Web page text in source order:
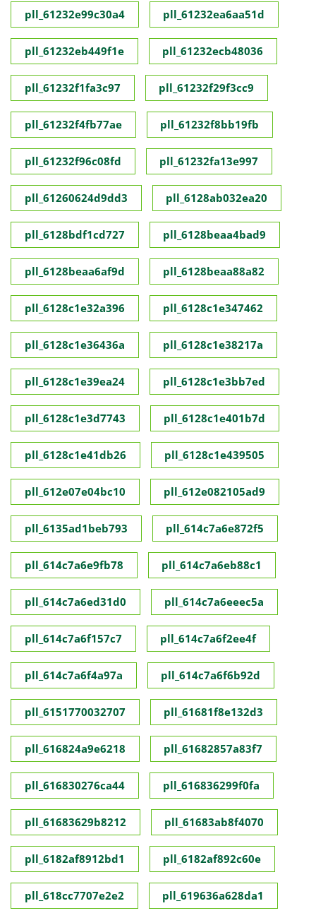
pll_61232e99c30a4 pll_61232ea6aa51d
pll_61232eb449f1e pll_61232ecb48036
pll_61232f1fa3c97 pll_61232f29f3cc9
pll_61232f4fb77ae pll_61232f8bb19fb
pll_61232f96c08fd pll_61232fa13e997
pll_61260624d9dd3 pll_6128ab032ea20
pll_6128bdf1cd727 pll_6128beaa4bad9
pll_6128beaa6af9d pll_6128beaa88a82
pll_6128c1e32a396 pll_6128c1e347462
pll_6128c1e36436a pll_6128c1e38217a
pll_6128c1e39ea24 pll_6128c1e3bb7ed
pll_6128c1e3d7743 pll_6128c1e401b7d
pll_6128c1e41db26 pll_6128c1e439505
pll_612e07e04bc10 pll_612e082105ad9
pll_6135ad1beb793 pll_614c7a6e872f5
pll_614c7a6e9fb78 pll_614c7a6eb88c1
pll_614c7a6ed31d0 pll_614c7a6eeec5a
pll_614c7a6f157c7 pll_614c7a6f2ee4f
pll_614c7a6f4a97a pll_614c7a6f6b92d
pll_6151770032707 pll_61681f8e132d3
pll_616824a9e6218 pll_61682857a83f7
pll_616830276ca44 pll_616836299f0fa
pll_61683629b8212 pll_61683ab8f4070
pll_6182af8912bd1 pll_6182af892c60e
pll_618cc7707e2e2 pll_619636a628da1